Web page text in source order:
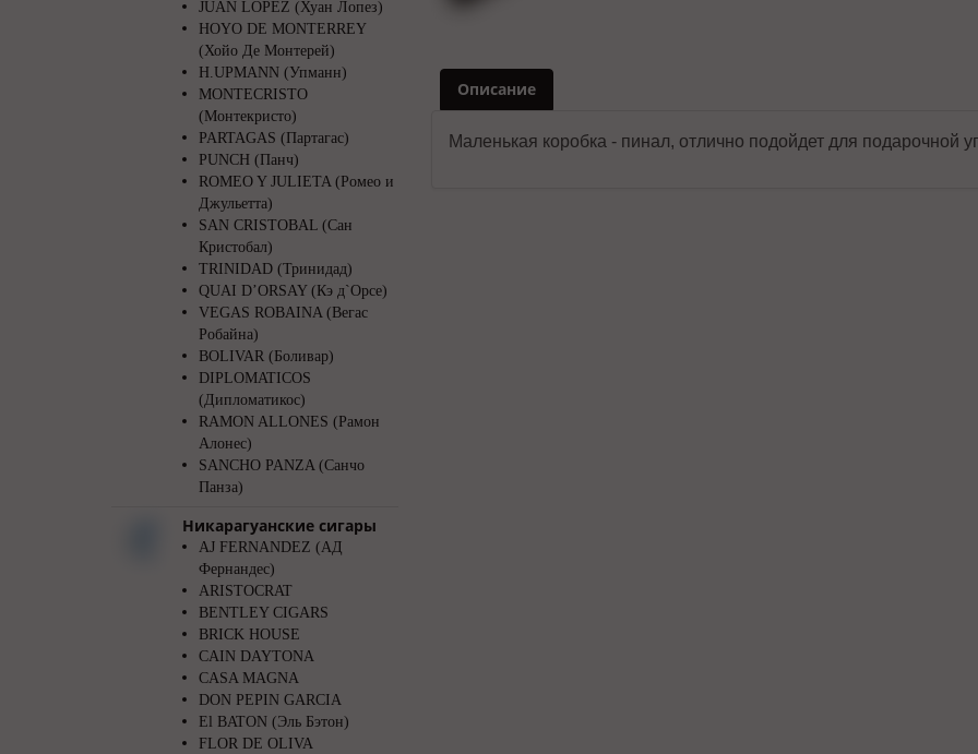
JUAN LOPEZ (Хуан Лопез)
HOYO DE MONTERREY
(Хойо Де Монтерей)
H.UPMANN (Упманн)
MONTECRISTO
(Монтекристо)
PARTAGAS (Партагас)
PUNCH (Панч)
ROMEO Y JULIETA (Ромео и
Джульетта)
SAN CRISTOBAL (Сан
Кристобал)
TRINIDAD (Тринидад)
QUAI D’ORSAY (Кэ д`Орсе)
VEGAS ROBAINA (Вегас
Робайна)
BOLIVAR (Боливар)
DIPLOMATICOS
(Дипломатикос)
RAMON ALLONES (Рамон
Алонес)
SANCHO PANZA (Санчо
Панза)
Никарагуанские сигары
AJ FERNANDEZ (АД
Фернандес)
ARISTOCRAT
BENTLEY CIGARS
BRICK HOUSE
CAIN DAYTONA
CASA MAGNA
DON PEPIN GARCIA
El BATON (Эль Бэтон)
FLOR DE OLIVA
Описание
Маленькая коробка - пинал, отлично подойдет для подарочной